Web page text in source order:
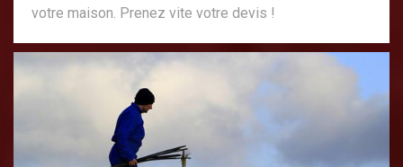
votre maison. Prenez vite votre devis !